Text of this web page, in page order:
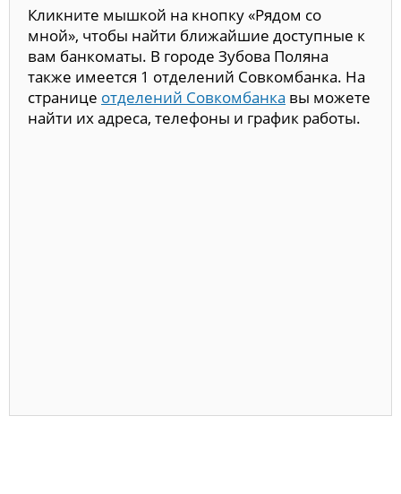
Кликните мышкой на кнопку «Рядом со
мной», чтобы найти ближайшие доступные к
вам банкоматы. В городе Зубова Поляна
также имеется 1 отделений Совкомбанка. На
странице отделений Совкомбанка вы можете
найти их адреса, телефоны и график работы.